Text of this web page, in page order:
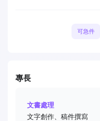
可急件
專長
文書處理
文字創作、稿件撰寫